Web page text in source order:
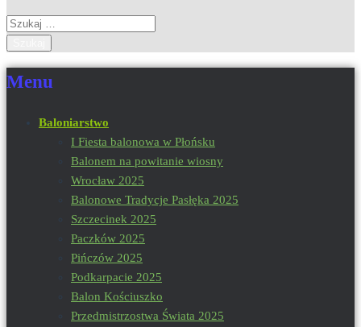
Szukaj:
Menu
Baloniarstwo
I Fiesta balonowa w Płońsku
Balonem na powitanie wiosny
Wrocław 2025
Balonowe Tradycje Pasłęka 2025
Szczecinek 2025
Paczków 2025
Pińczów 2025
Podkarpacie 2025
Balon Kościuszko
Przedmistrzostwa Świata 2025